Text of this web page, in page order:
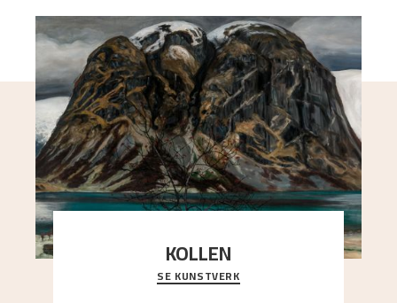
KOLLEN
Et ruvende fjell dominerer bildeflaten, og står i
sterk kontrast til det spinkle rognetreet ute
SE KUNSTVERK